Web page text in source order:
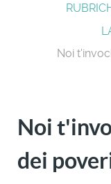
Noi
Noi
dei